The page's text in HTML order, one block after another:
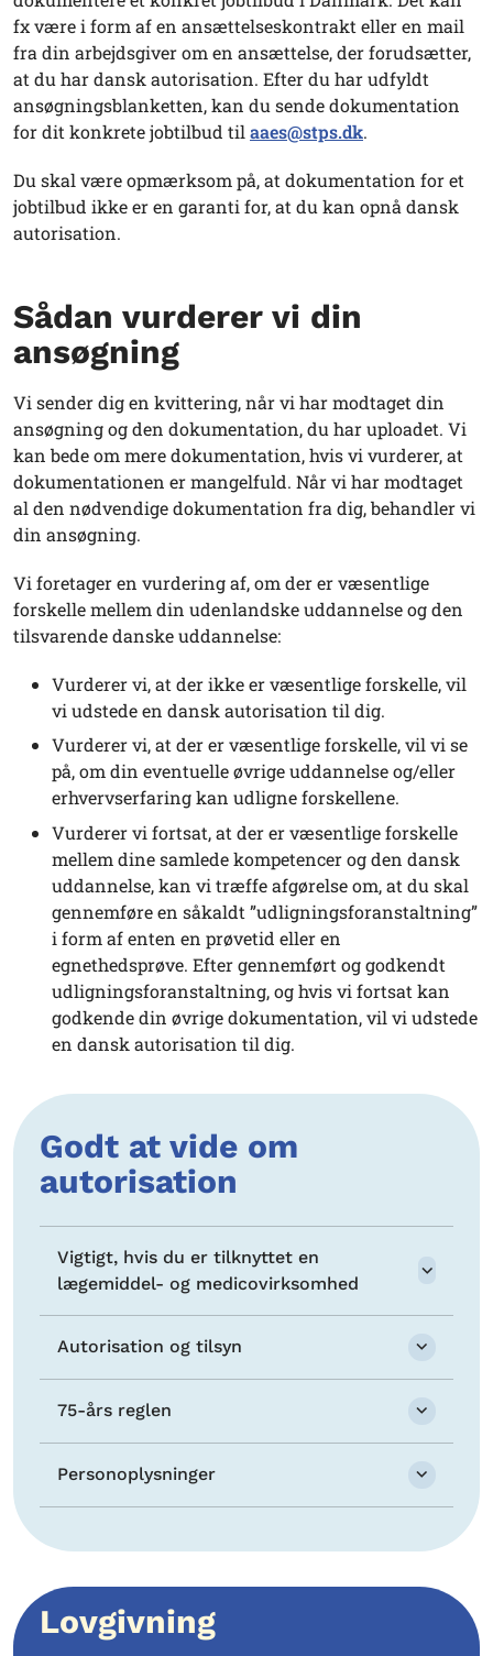
fx være i form af en ansættelseskontrakt eller en mail
fra din arbejdsgiver om en ansættelse, der forudsætter,
at du har dansk autorisation. Efter du har udfyldt
ansøgningsblanketten, kan du sende dokumentation
for dit konkrete jobtilbud til aaes@stps.dk.
Du skal være opmærksom på, at dokumentation for et
jobtilbud ikke er en garanti for, at du kan opnå dansk
autorisation.
Sådan vurderer vi din
ansøgning
Vi sender dig en kvittering, når vi har modtaget din
ansøgning og den dokumentation, du har uploadet. Vi
kan bede om mere dokumentation, hvis vi vurderer, at
dokumentationen er mangelfuld. Når vi har modtaget
al den nødvendige dokumentation fra dig, behandler vi
din ansøgning.
Vi foretager en vurdering af, om der er væsentlige
forskelle mellem din udenlandske uddannelse og den
tilsvarende danske uddannelse:
Vurderer vi, at der ikke er væsentlige forskelle, vil
vi udstede en dansk autorisation til dig.
Vurderer vi, at der er væsentlige forskelle, vil vi se
på, om din eventuelle øvrige uddannelse og/eller
erhvervserfaring kan udligne forskellene.
Vurderer vi fortsat, at der er væsentlige forskelle
mellem dine samlede kompetencer og den dansk
uddannelse, kan vi træffe afgørelse om, at du skal
gennemføre en såkaldt ”udligningsforanstaltning”
i form af enten en prøvetid eller en
egnethedsprøve. Efter gennemført og godkendt
udligningsforanstaltning, og hvis vi fortsat kan
godkende din øvrige dokumentation, vil vi udstede
en dansk autorisation til dig.
Godt at vide om
autorisation
Vigtigt, hvis du er tilknyttet en
lægemiddel- og medicovirksomhed
Autorisation og tilsyn
75-års reglen
Personoplysninger
Lovgivning